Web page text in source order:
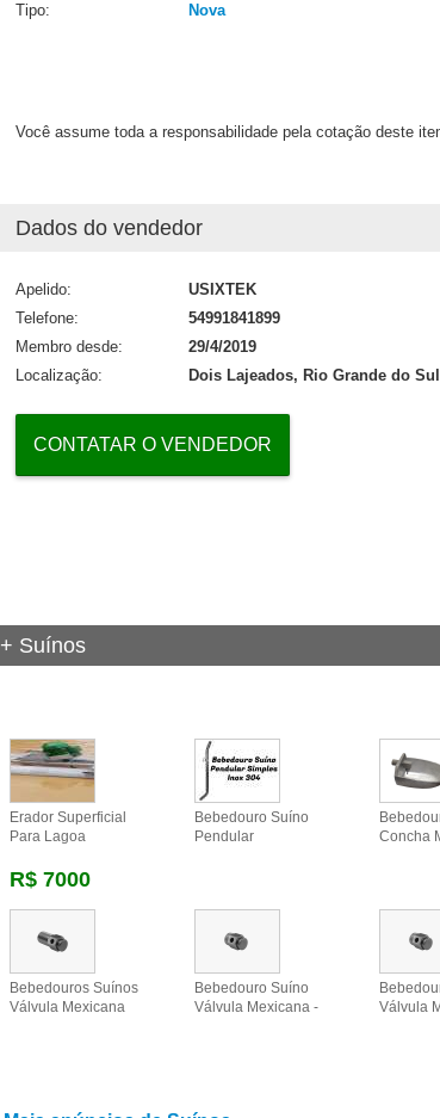
Tipo: Nova
Você assume toda a responsabilidade pela cotação deste
Dados do vendedor
Apelido:
USIXTEK
Telefone:
54991841899
Membro desde:
29/4/2019
Localização:
Dois Lajeados, Rio Grande do Sul
CONTATAR O VENDEDOR
+ Suínos
Erador Superficial
Para Lagoa
R$ 7000
Bebedouro Suíno
Pendular
Concha
Bebedouros Suínos
Válvula Mexicana
Bebedouro Suíno
Válvula Mexicana -
Válvula